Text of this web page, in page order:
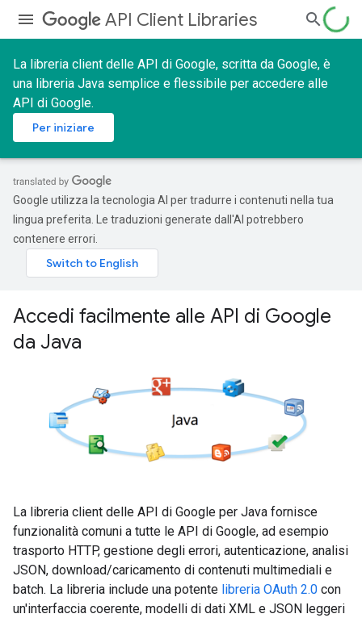
API Client Libraries
La libreria client delle API di Google, scritta da Google, è
una libreria Java semplice e flessibile per accedere alle
API di Google.
Per iniziare
Google utilizza la tecnologia AI per tradurre i contenuti nella tua
lingua preferita. Le traduzioni generate dall'AI potrebbero
contenere errori.
Accedi facilmente alle API di Google
da Java
La libreria client delle API di Google per Java fornisce
funzionalità comuni a tutte le API di Google, ad esempio
trasporto HTTP, gestione degli errori, autenticazione, analisi
JSON, download/caricamento di contenuti multimediali e
batch. La libreria include una potente libreria OAuth 2.0 con
un'interfaccia coerente, modelli di dati XML e JSON leggeri